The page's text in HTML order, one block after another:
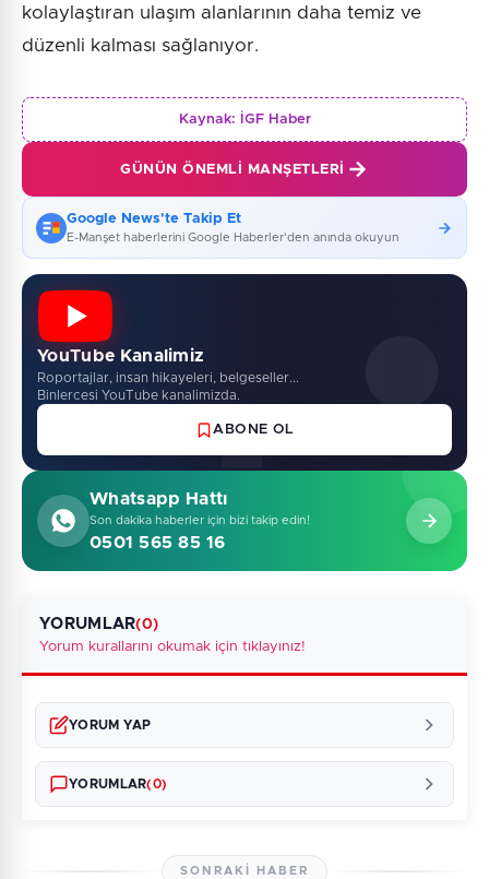
kolaylaştıran ulaşım alanlarının daha temiz ve
düzenli kalması sağlanıyor.
Kaynak: İGF Haber
GÜNÜN ÖNEMLI MANŞETLERI
Google News'te Takip Et
E-Manşet haberlerini Google Haberler'den anında okuyun
YouTube Kanalimiz
Roportajlar, insan hikayeleri, belgeseller...
Binlercesi YouTube kanalimizda.
ABONE OL
Whatsapp Hattı
Son dakika haberler için bizi takip edin!
0501 565 85 16
YORUMLAR(0)
Yorum kurallarını okumak için tıklayınız!
YORUM YAP
YORUMLAR(0)
SONRAKI HABER